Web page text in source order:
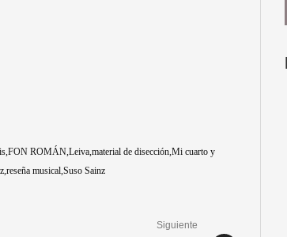
FON ROMÁN Leiva material de disección Mi cuarto y
reseña musical Suso Sainz
Siguiente